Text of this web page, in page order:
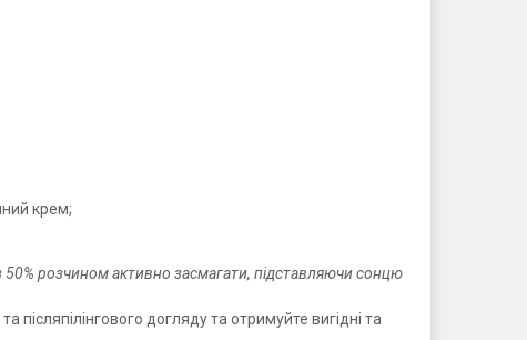
крем;
розчином активно засмагати, підставляючи сонцю
догляду та отримуйте вигідні та